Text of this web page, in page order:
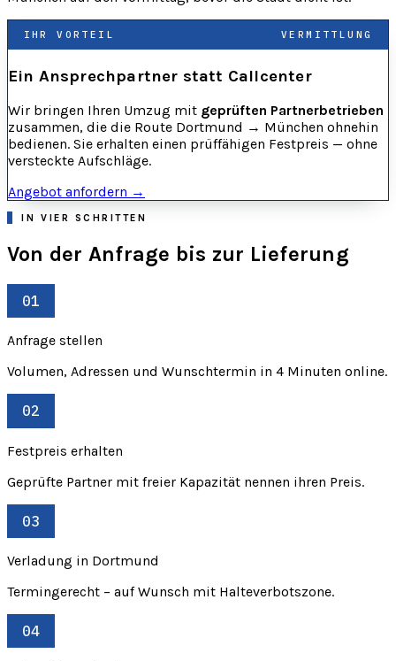
IHR VORTEIL VERMITTLUNG
Ein Ansprechpartner statt Callcenter
Wir bringen Ihren Umzug mit geprüften Partnerbetrieben
zusammen, die die Route Dortmund → München ohnehin
bedienen. Sie erhalten einen prüffähigen Festpreis — ohne
versteckte Aufschläge.
Angebot anfordern →
IN VIER SCHRITTEN
Von der Anfrage bis zur Lieferung
01
Anfrage stellen
Volumen, Adressen und Wunschtermin in 4 Minuten online.
02
Festpreis erhalten
Geprüfte Partner mit freier Kapazität nennen ihren Preis.
03
Verladung in Dortmund
Termingerecht – auf Wunsch mit Halteverbotszone.
04